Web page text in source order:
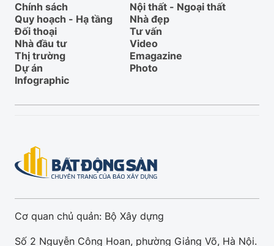
Chính sách
Nội thất - Ngoại thất
Quy hoạch - Hạ tầng
Nhà đẹp
Đối thoại
Tư vấn
Nhà đầu tư
Video
Thị trường
Emagazine
Dự án
Photo
Infographic
Cơ quan chủ quản: Bộ Xây dựng
Số 2 Nguyễn Công Hoan, phường Giảng Võ, Hà Nội.